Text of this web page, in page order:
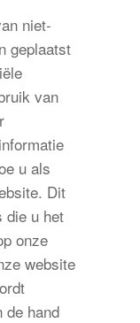
niet-
geplaatst
van
u als
Dit
die u het
onze
website
de hand